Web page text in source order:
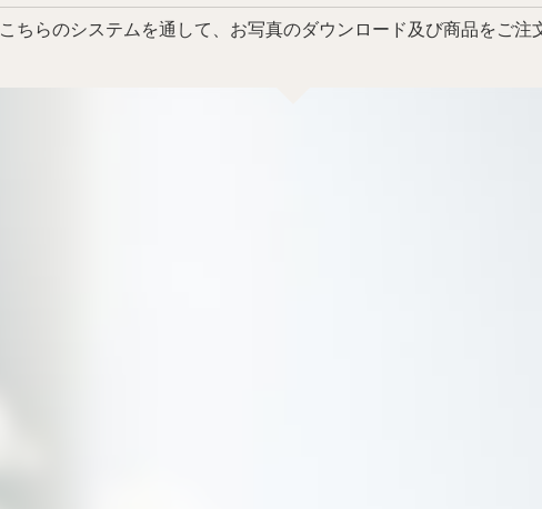
こちらのシステムを通して、お写真のダウンロード及び商品をご注